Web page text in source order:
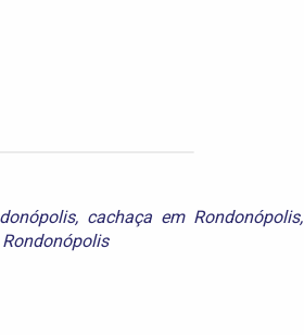
, cachaça em Rondonópolis,